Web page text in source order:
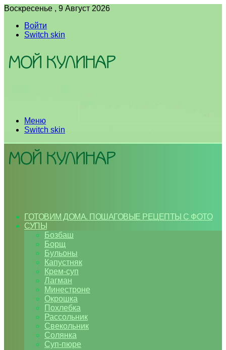
Воскресенье , 9 Август 2026
Войти
Switch skin
Меню
Switch skin
ГОТОВИМ ДОМА. ПОШАГОВЫЕ РЕЦЕПТЫ С ФОТО
СУПЫ
Бозбаш
Борщ
Бульоны
Капустняк
Крем-суп
Лагман
Минестроне
Окрошка
Похлебка
Рассольник
Свекольник
Солянка
Суп-пюре